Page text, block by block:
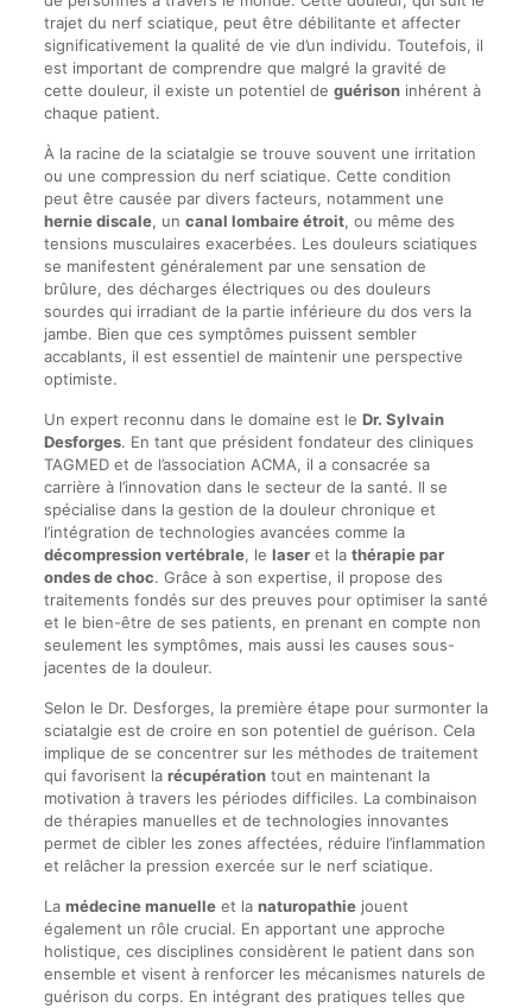
trajet du nerf sciatique, peut être débilitante et affecter
significativement la qualité de vie d’un individu. Toutefois, il
est important de comprendre que malgré la gravité de
cette douleur, il existe un potentiel de guérisoninhérent à
chaque patient.
À la racine de la sciatalgie se trouve souvent une irritation
ou une compression du nerf sciatique. Cette condition
peut être causée par divers facteurs, notamment une
hernie discale, un canal lombaire étroit, ou même des
tensions musculaires exacerbées. Les douleurs sciatiques
se manifestent généralement par une sensation de
brûlure, des décharges électriques ou des douleurs
sourdes qui irradiant de la partie inférieure du dos vers la
jambe. Bien que ces symptômes puissent sembler
accablants, il est essentiel de maintenir une perspective
optimiste.
Un expert reconnu dans le domaine est le Dr. Sylvain
Desforges. En tant que président fondateur des cliniques
TAGMED et de l’association ACMA, il a consacrée sa
carrière à l’innovation dans le secteur de la santé. Il se
spécialise dans la gestion de la douleur chronique et
l’intégration de technologies avancées comme la
décompression vertébrale, le laseret la thérapie par
ondes de choc. Grâce à son expertise, il propose des
traitements fondés sur des preuves pour optimiser la santé
et le bien-être de ses patients, en prenant en compte non
seulement les symptômes, mais aussi les causes sous-
jacentes de la douleur.
Selon le Dr. Desforges, la première étape pour surmonter la
sciatalgie est de croire en son potentiel de guérison. Cela
implique de se concentrer sur les méthodes de traitement
qui favorisent la récupérationtout en maintenant la
motivation à travers les périodes difficiles. La combinaison
de thérapies manuelles et de technologies innovantes
permet de cibler les zones affectées, réduire l’inflammation
et relâcher la pression exercée sur le nerf sciatique.
La médecine manuelleet la naturopathiejouent
également un rôle crucial. En apportant une approche
holistique, ces disciplines considèrent le patient dans son
ensemble et visent à renforcer les mécanismes naturels de
guérison du corps. En intégrant des pratiques telles que